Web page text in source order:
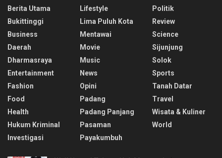
Berita Utama
Bukittinggi
Business
Daerah
Dharmasraya
Entertainment
Fashion
Food
Health
Hukum Kriminal
Investigasi
Lifestyle
Lima Puluh Kota
Mentawai
Movie
Music
News
Opini
Padang
Padang Panjang
Pasaman
Payakumbuh
Politik
Review
Science
Sijunjung
Solok
Sports
Tanah Datar
Travel
Wisata & Kuliner
World